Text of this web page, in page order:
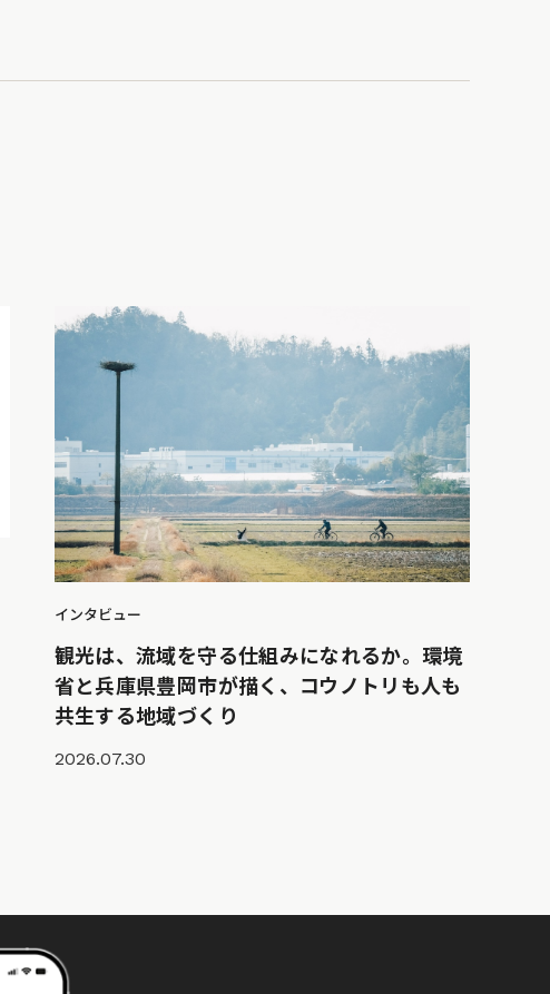
インタビュー
観光は、流域を守る仕組みになれるか。環境
省と兵庫県豊岡市が描く、コウノトリも人も
共生する地域づくり
2026.07.30